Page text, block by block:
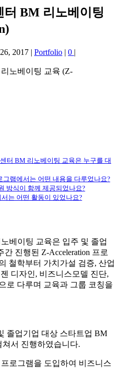
터 BM 리노베이팅
2017 | Portfolio | 0 |
터 BM 리노베이팅 교육은 누구를 대
그램에서는 어떤 내용을 다루었나요?
방식이 함께 제공되었나요?
는 어떤 활동이 있었나요?
베이팅 교육은 입주 및 졸업
진행된 Z-Acceleration 프로
철학부터 가치가설 검증, 산업
디자인, 비즈니스모델 진단,
로 다루며 교육과 그룹 코칭을
졸업기업 대상 스타트업 BM
서 진행하였습니다.
로그램을 도입하여 비즈니스